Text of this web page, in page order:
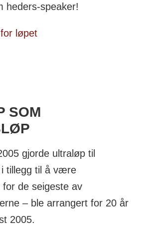
heders-speaker!
løpet
SOM
gjorde ultraløp til
tillegg til å være
de seigeste av
– ble arrangert for 20 år
2005.